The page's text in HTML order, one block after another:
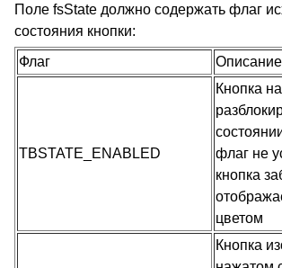
Поле fsState должно содержать флаг
состояния кнопки:
Флаг
Описание
TBSTATE_ENABLED
Кнопка
флаг не
кнопка
цветом
Кнопка